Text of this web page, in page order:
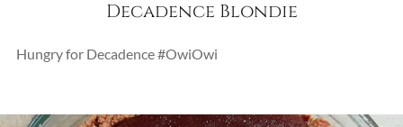
Decadence Blondie
Hungry for Decadence #OwiOwi